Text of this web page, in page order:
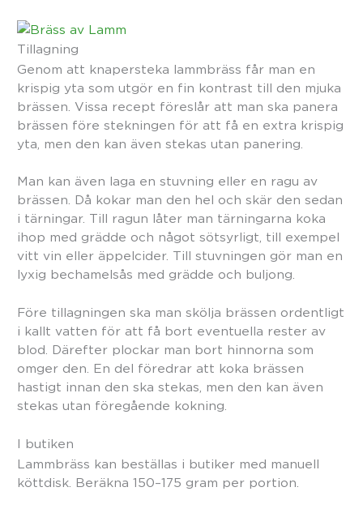
Tillagning
Genom att knapersteka lammbräss får man en
krispig yta som utgör en fin kontrast till den mjuka
brässen. Vissa recept föreslår att man ska panera
brässen före stekningen för att få en extra krispig
yta, men den kan även stekas utan panering.
Man kan även laga en stuvning eller en ragu av
brässen. Då kokar man den hel och skär den sedan
i tärningar. Till ragun låter man tärningarna koka
ihop med grädde och något sötsyrligt, till exempel
vitt vin eller äppelcider. Till stuvningen gör man en
lyxig bechamelsås med grädde och buljong.
Före tillagningen ska man skölja brässen ordentligt
i kallt vatten för att få bort eventuella rester av
blod. Därefter plockar man bort hinnorna som
omger den. En del föredrar att koka brässen
hastigt innan den ska stekas, men den kan även
stekas utan föregående kokning.
I butiken
Lammbräss kan beställas i butiker med manuell
köttdisk. Beräkna 150–175 gram per portion.